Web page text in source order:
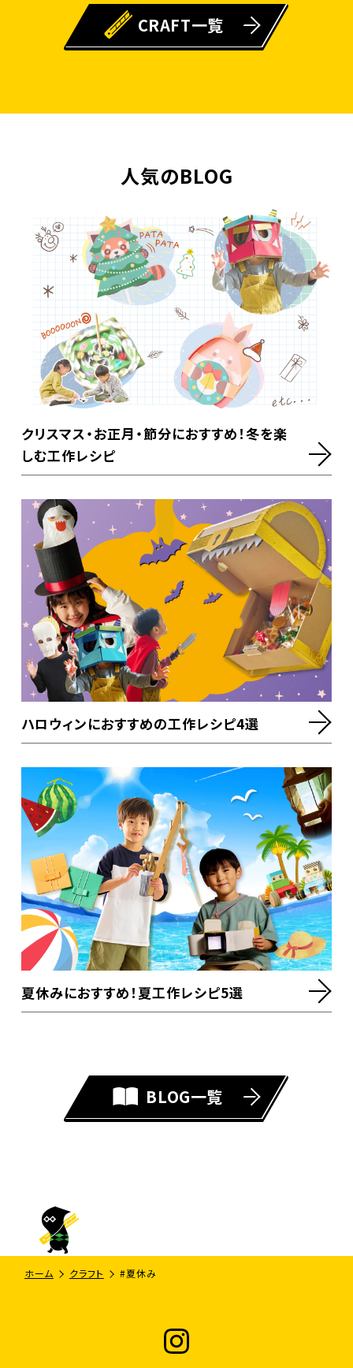
CRAFT一覧
人気のBLOG
クリスマス・お正月・節分におすすめ！冬を楽
しむ工作レシピ
ハロウィンにおすすめの工作レシピ4選
夏休みにおすすめ！夏工作レシピ5選
BLOG一覧
ホーム クラフト #夏休み